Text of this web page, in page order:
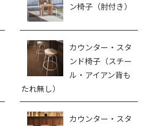
ン椅子（肘付き）
カウンター・スタ
ンド椅子（スチー
ル・アイアン背も
たれ無し）
カウンター・スタ